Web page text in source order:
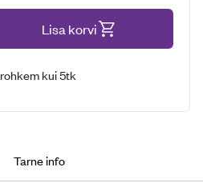
Lisa korvi
rohkem kui 5tk
Tarne info